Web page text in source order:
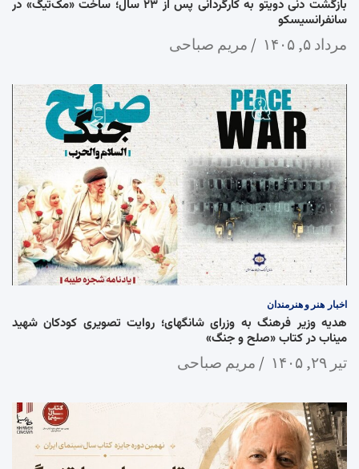
بازگشت دنی دویتو به کارگردانی پس از ۲۳ سال؛ ساخت «مک‌تیگ» در
سانفرانسیسکو
مرداد ۵, ۱۴۰۵ مریم صباحی
اخبار هنر و هنرمندان
هدیه وزیر فرهنگ به وزرای شانگهای؛ روایت تصویری کودکان شهید
میناب در کتاب «صلح و جنگ»
تیر ۲۹, ۱۴۰۵ مریم صباحی